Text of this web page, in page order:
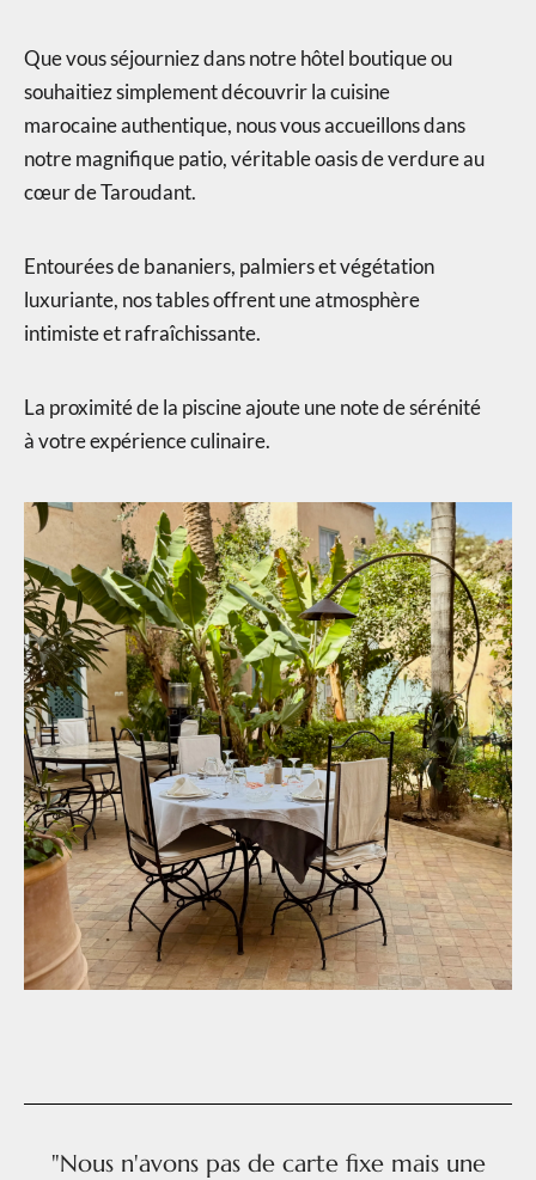
Que vous séjourniez dans notre hôtel boutique ou
souhaitiez simplement découvrir la cuisine
marocaine authentique, nous vous accueillons dans
notre magnifique patio, véritable oasis de verdure au
cœur de Taroudant.
Entourées de bananiers, palmiers et végétation
luxuriante, nos tables offrent une atmosphère
intimiste et rafraîchissante.
La proximité de la piscine ajoute une note de sérénité
à votre expérience culinaire.
"Nous n'avons pas de carte fixe mais une